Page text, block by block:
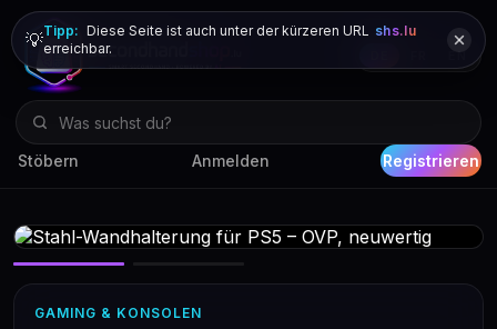
Stöbern Anmelden Registrieren
💡Tipp: Diese Seite ist auch unter der kürzeren URL shs.lu
erreichbar.
GAMING & KONSOLEN